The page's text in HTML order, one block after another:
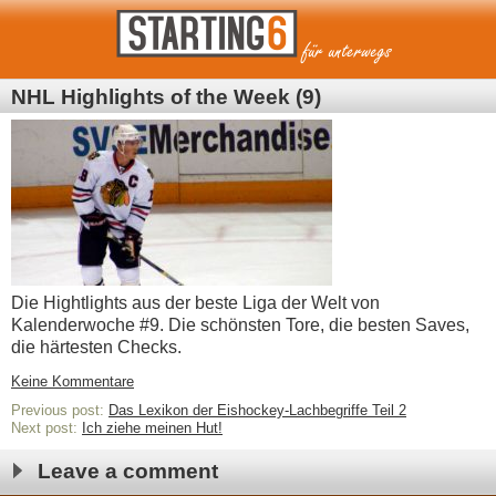
NHL Highlights of the Week (9)
Die Hightlights aus der beste Liga der Welt von
Kalenderwoche #9. Die schönsten Tore, die besten Saves,
die härtesten Checks.
Keine Kommentare
Previous post: Das Lexikon der Eishockey-Lachbegriffe Teil 2
Next post: Ich ziehe meinen Hut!
Leave a comment